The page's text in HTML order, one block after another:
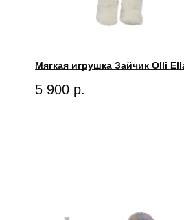
Мягкая игрушка Зайчик Olli
5 900 р.